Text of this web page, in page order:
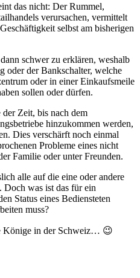
das nicht: Der Rummel,
verursachen, vermittelt
selbst am bisherigen
schwer zu erklären, weshalb
oder der Bankschalter, welche
oder in einer Einkaufsmeile
sollen oder dürfen.
Zeit, bis nach dem
hinzukommen werden,
Dies verschärft noch einmal
Probleme eines nicht
Familie oder unter Freunden.
alle auf die eine oder andere
was ist das für ein
Status eines Bediensteten
muss?
Könige in der Schweiz… 😉